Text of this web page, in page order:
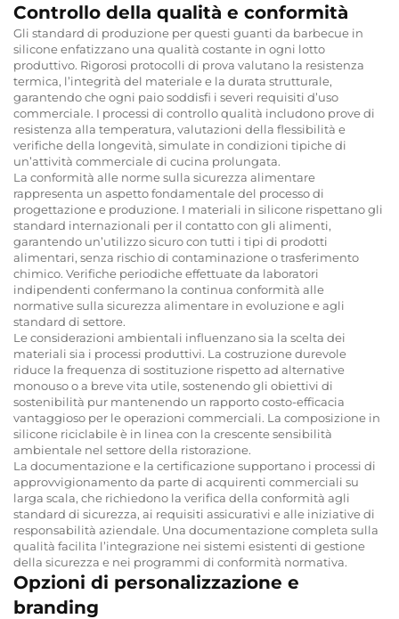
Controllo della qualità e conformità
Gli standard di produzione per questi guanti da barbecue in
silicone enfatizzano una qualità costante in ogni lotto
produttivo. Rigorosi protocolli di prova valutano la resistenza
termica, l’integrità del materiale e la durata strutturale,
garantendo che ogni paio soddisfi i severi requisiti d’uso
commerciale. I processi di controllo qualità includono prove di
resistenza alla temperatura, valutazioni della flessibilità e
verifiche della longevità, simulate in condizioni tipiche di
un’attività commerciale di cucina prolungata.
La conformità alle norme sulla sicurezza alimentare
rappresenta un aspetto fondamentale del processo di
progettazione e produzione. I materiali in silicone rispettano gli
standard internazionali per il contatto con gli alimenti,
garantendo un’utilizzo sicuro con tutti i tipi di prodotti
alimentari, senza rischio di contaminazione o trasferimento
chimico. Verifiche periodiche effettuate da laboratori
indipendenti confermano la continua conformità alle
normative sulla sicurezza alimentare in evoluzione e agli
standard di settore.
Le considerazioni ambientali influenzano sia la scelta dei
materiali sia i processi produttivi. La costruzione durevole
riduce la frequenza di sostituzione rispetto ad alternative
monouso o a breve vita utile, sostenendo gli obiettivi di
sostenibilità pur mantenendo un rapporto costo-efficacia
vantaggioso per le operazioni commerciali. La composizione in
silicone riciclabile è in linea con la crescente sensibilità
ambientale nel settore della ristorazione.
La documentazione e la certificazione supportano i processi di
approvvigionamento da parte di acquirenti commerciali su
larga scala, che richiedono la verifica della conformità agli
standard di sicurezza, ai requisiti assicurativi e alle iniziative di
responsabilità aziendale. Una documentazione completa sulla
qualità facilita l’integrazione nei sistemi esistenti di gestione
della sicurezza e nei programmi di conformità normativa.
Opzioni di personalizzazione e
branding